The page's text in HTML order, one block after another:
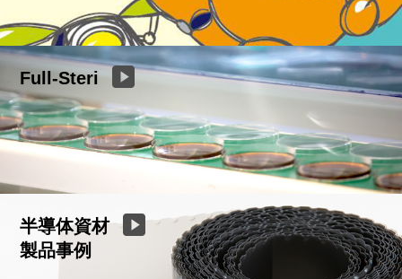
Full-Steri
半導体資材
製品事例